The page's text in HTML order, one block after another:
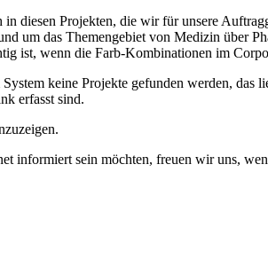
diesen Projekten, die wir für unsere
um das Themengebiet von Medizin über
ist, wenn die Farb-Kombinationen im
keine Projekte gefunden werden,
erfasst sind.
informiert sein möchten, freuen wir uns,